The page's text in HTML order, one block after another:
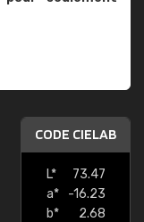
CODE CIELAB
L*
73.47
a*
-16.23
b*
2.68